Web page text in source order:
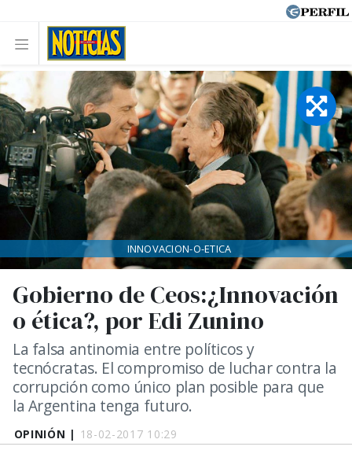
OPINIÓN | 18-02-2017 10:29
Gobierno de Ceos:¿Innovación
o ética?, por Edi Zunino
La falsa antinomia entre políticos y
tecnócratas. El compromiso de luchar contra la
corrupción como único plan posible para que
la Argentina tenga futuro.
INNOVACION-O-ETICA